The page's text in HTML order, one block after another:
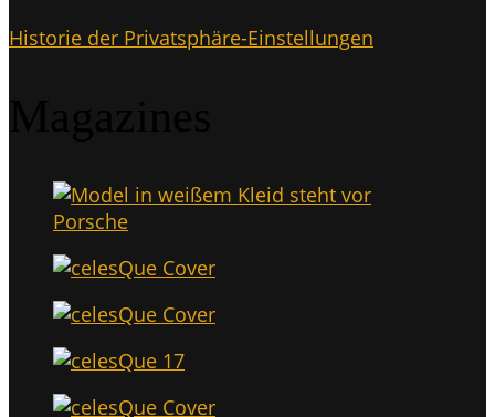
His­to­rie der Privatsphäre-Einstellungen